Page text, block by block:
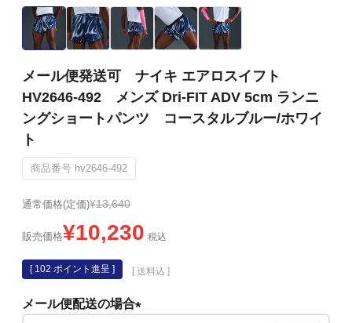
メール便発送可 ナイキ エアロスイフト
HV2646-492 メンズ Dri-FIT ADV 5cm ランニ
ングショートパンツ コースタルブルー/ホワイ
ト
商品番号 hv2646-492
通常価格(定価)¥13,640
販売価格¥10,230 税込
[ 102 ポイント進呈 ] 送料込
メール便配送の場合